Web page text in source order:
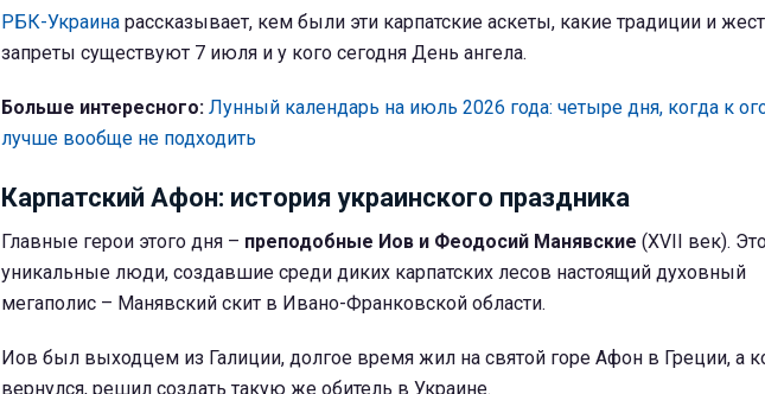
РБК-Украина рассказывает, кем были эти карпатские аскеты, какие традиции и
запреты существуют 7 июля и у кого сегодня День ангела.
Больше интересного: Лунный календарь на июль 2026 года: четыре дня, когда к
лучше вообще не подходить
Карпатский Афон: история украинского праздника
Главные герои этого дня – преподобные Иов и Феодосий Манявские (XVII век).
уникальные люди, создавшие среди диких карпатских лесов настоящий духовный
мегаполис – Манявский скит в Ивано-Франковской области.
Иов был выходцем из Галиции, долгое время жил на святой горе Афон в Греции, а
вернулся, решил создать такую же обитель в Украине.